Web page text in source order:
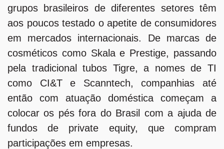
grupos brasileiros de diferentes setores têm
aos poucos testado o apetite de consumidores
em mercados internacionais. De marcas de
cosméticos como Skala e Prestige, passando
pela tradicional tubos Tigre, a nomes de TI
como CI&T e Scanntech, companhias até
então com atuação doméstica começam a
colocar os pés fora do Brasil com a ajuda de
fundos de private equity, que compram
participações em empresas.